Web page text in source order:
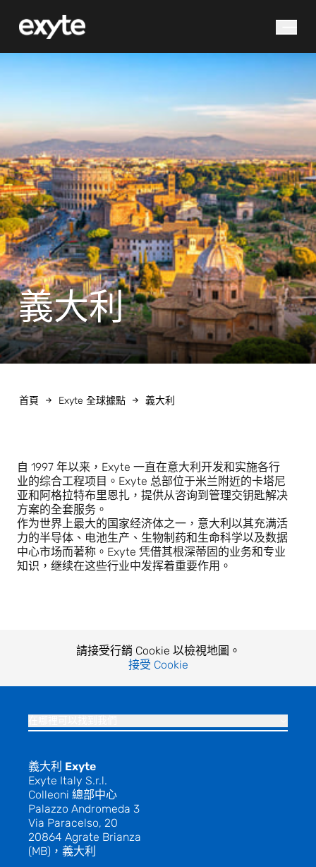
您在尋找什麼？
搜尋
義大利
首頁 Exyte 全球據點 義大利
自 1997 年以来，Exyte 一直在意大利开发和实施各行
业的综合工程项目。Exyte 总部位于米兰附近的卡塔尼
亚和阿格拉特布里恩扎，提供从咨询到管理交钥匙解决
方案的全套服务。
作为世界上最大的国家经济体之一，意大利以其充满活
力的半导体、电池生产、生物制药和生命科学以及数据
中心市场而著称。Exyte 凭借其根深蒂固的业务和专业
知识，继续在这些行业中发挥着重要作用。
請接受行銷 Cookie 以檢視地圖。
接受 Cookie
義大利 Exyte
Exyte Italy S.r.l.
Colleoni 總部中心
Palazzo Andromeda 3
Via Paracelso, 20
20864 Agrate Brianza
(MB)，義大利